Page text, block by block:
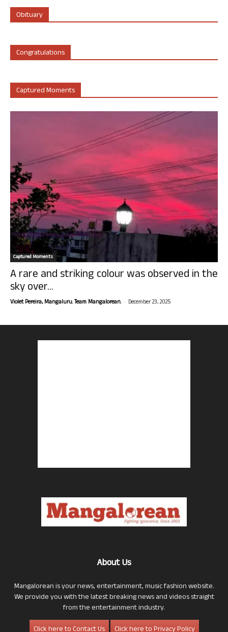
Obituary
Congratulations
Captured Moments
Captured Moments
A rare and striking colour was observed in the
sky over...
Violet Pereira, Mangaluru. Team Mangalorean. - December 23, 2025
About Us
Mangalorean is your news, entertainment, music fashion website.
We provide you with the latest breaking news and videos straight
from the entertainment industry.